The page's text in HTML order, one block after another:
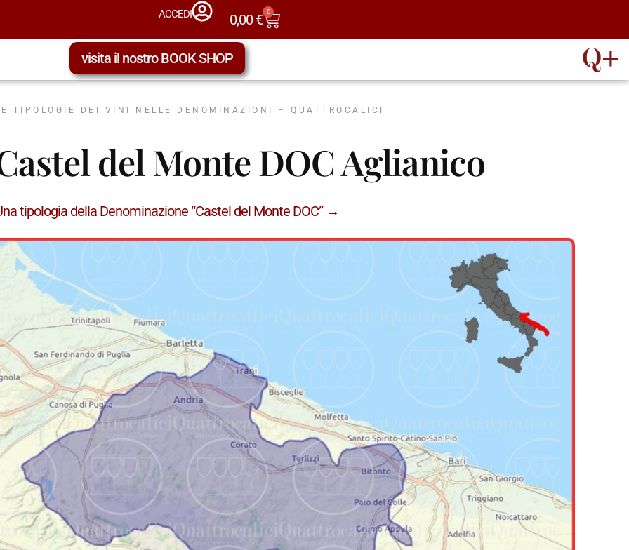
ACCEDI 0,00€ 0
visita il nostro BOOK SHOP
TIPOLOGIE DEI VINI NELLE DENOMINAZIONI – QUATTROCALICI
del Monte DOC Aglianico
tipologia della Denominazione “Castel del Monte DOC” →